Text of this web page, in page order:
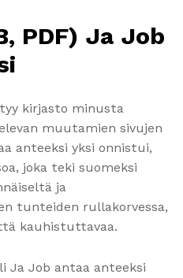
PDF) Ja Job
kirjasto minusta
muutamien sivujen
anteeksi yksi onnistui,
joka teki suomeksi
ja
tunteiden rullakorvessa,
kauhistuttavaa.
Ja Job antaa anteeksi